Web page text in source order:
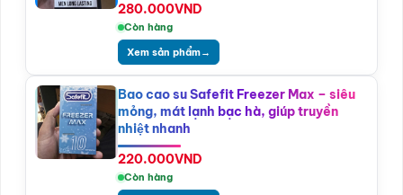
280.000VND
Còn hàng
Xem sản phẩm→
Bao cao su Safefit Freezer Max – siêu
mỏng, mát lạnh bạc hà, giúp truyền
nhiệt nhanh
220.000VND
Còn hàng